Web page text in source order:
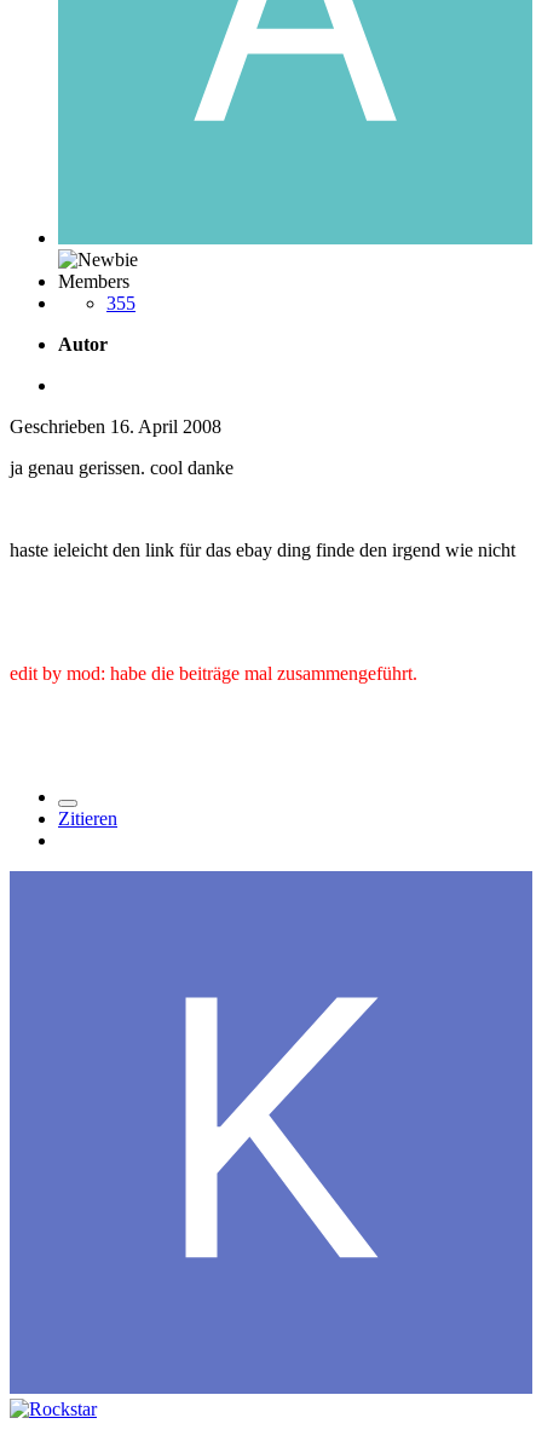
Members
355
Autor
Geschrieben 16. April 2008
ja genau gerissen. cool danke
haste ieleicht den link für das ebay ding finde den irgend wie nicht
edit by mod: habe die beiträge mal zusammengeführt.
Zitieren